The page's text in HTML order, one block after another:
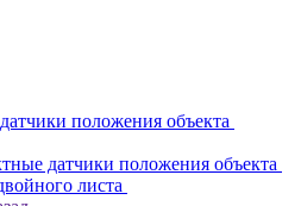
положения объекта
датчики положения объекта
листа